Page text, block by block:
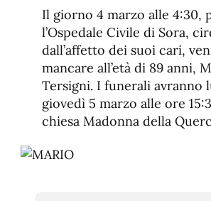
de
de
Il giorno 4 marzo alle 4:30,
l’Ospedale Civile di Sora,
dall’affetto dei suoi cari,
mancare all’età di 89 anni,
Tersigni. I funerali avranno
giovedì 5 marzo alle ore
chiesa Madonna della